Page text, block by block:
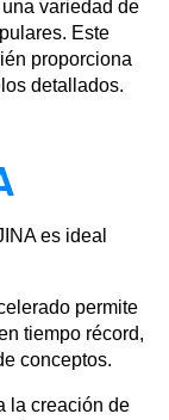
variedad de
Este
proporciona
detallados.
es ideal
permite
tiempo récord,
conceptos.
la creación de